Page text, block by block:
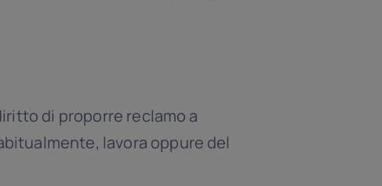
di proporre reclamo a
lavora oppure del